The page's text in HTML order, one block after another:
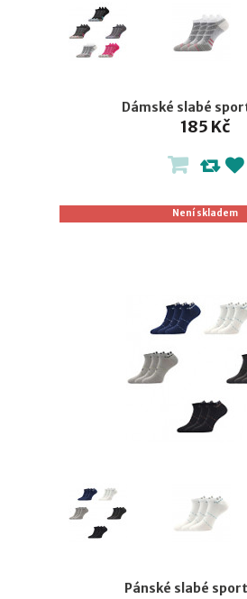
Dámské slabé
185 Kč
Není skladem
Pánské slabé